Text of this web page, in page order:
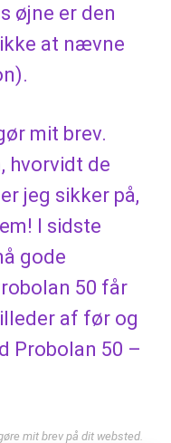
øjne er den
at nævne
mit brev.
hvorvidt de
jeg sikker på,
I sidste
gode
50 får
af før og
Probolan 50 –
mit brev på dit websted.